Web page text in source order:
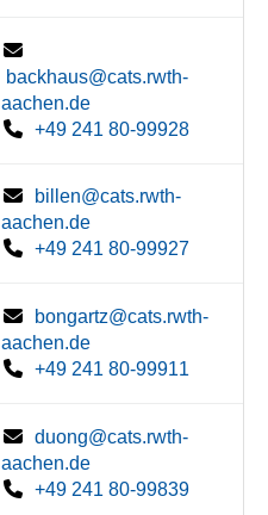
backhaus@cats.rwth-
aachen.de
+49 241 80-99928
billen@cats.rwth-
aachen.de
+49 241 80-99927
bongartz@cats.rwth-
aachen.de
+49 241 80-99911
duong@cats.rwth-
aachen.de
+49 241 80-99839